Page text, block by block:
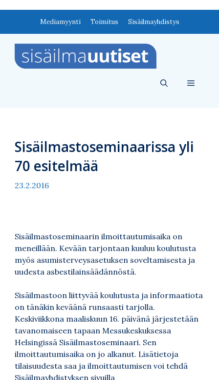
Mediamyynti Toimitus Sisäilmayhdistys
Valikko
Sisäilmastoseminaarissa yli
70 esitelmää
23.2.2016
Sisäilmastoseminaarin ilmoittautumisaika on
meneillään. Kevään tarjontaan kuuluu koulutusta
myös asumisterveysasetuksen soveltamisesta ja
uudesta asbestilainsäädännöstä.
Sisäilmastoon liittyvää koulutusta ja informaatiota
on tänäkin keväänä runsaasti tarjolla.
Keskiviikkona maaliskuun 16. päivänä järjestetään
tavanomaiseen tapaan Messukeskuksessa
Helsingissä Sisäilmastoseminaari. Sen
ilmoittautumisaika on jo alkanut. Lisätietoja
tilaisuudesta saa ja ilmoittautumisen voi tehdä
Sisäilmayhdistyksen sivuilla